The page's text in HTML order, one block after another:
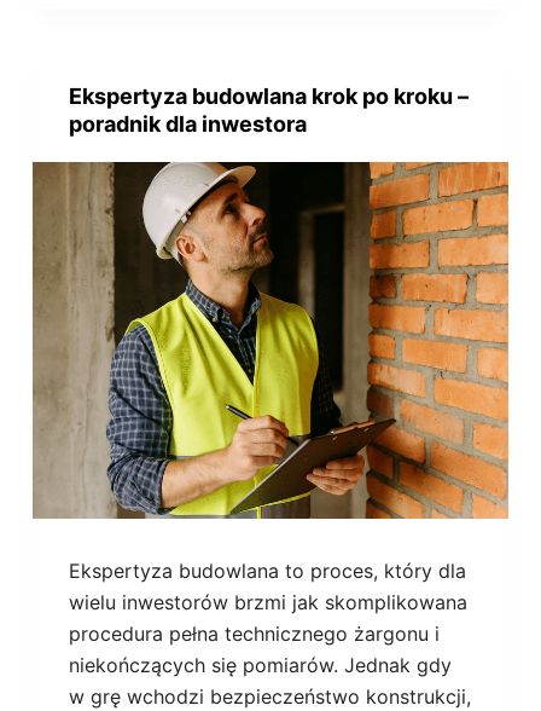
Ekspertyza budowlana krok po kroku –
poradnik dla inwestora
Ekspertyza budowlana to proces, który dla
wielu inwestorów brzmi jak skomplikowana
procedura pełna technicznego żargonu i
niekończących się pomiarów. Jednak gdy
w grę wchodzi bezpieczeństwo konstrukcji,